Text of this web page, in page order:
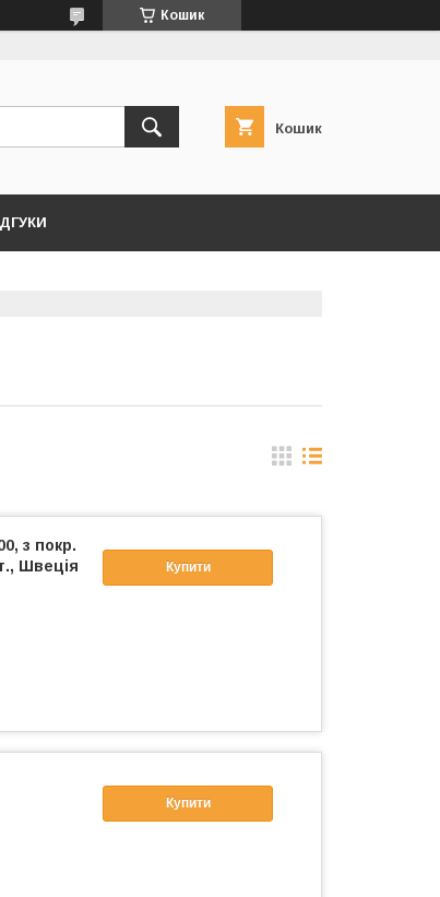
Кошик
Кошик
Купити
з покр.
Швеція
Купити